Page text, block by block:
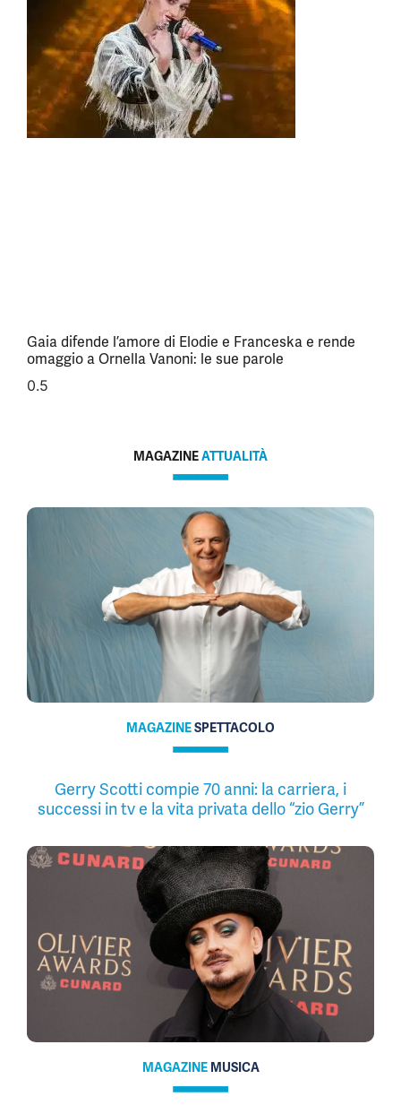
Gaia difende l’amore di Elodie e Franceska e rende
omaggio a Ornella Vanoni: le sue parole
MAGAZINEATTUALITÀ
MAGAZINESPETTACOLO
Gerry Scotti compie 70 anni: la carriera, i
successi in tv e la vita privata dello “zio Gerry”
MAGAZINE MUSICA